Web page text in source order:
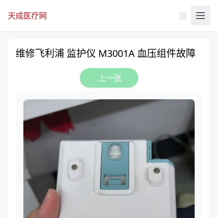
天成医疗网
维修飞利浦 监护仪 M3001A 血压组件故障
上一张